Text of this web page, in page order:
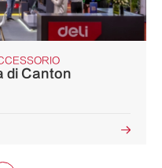
di Canton
